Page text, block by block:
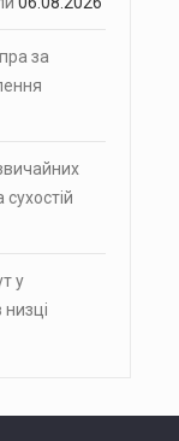
за
сухостій
у